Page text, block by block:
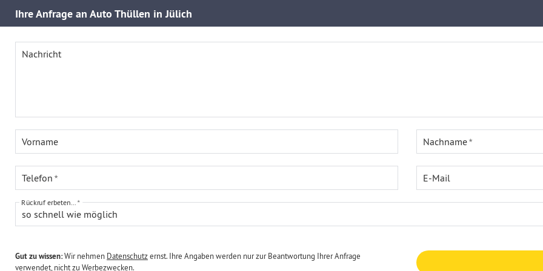
IhreAnfrage an Auto Thüllen in Jülich
Nachricht
Vorname Nachname
Telefon E-Mail
so schnell wie möglich
Rückruf erbeten...
Gut zu wissen:Wir nehmen Datenschutzernst. Ihre Angaben werden nur zur Beantwortung Ihrer Anfrage
verwendet, nicht zu Werbezwecken.